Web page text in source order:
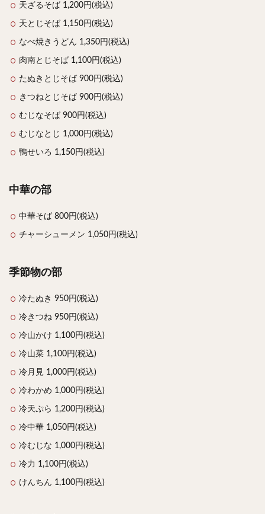
天ざるそば 1,200円(税込)
天とじそば 1,150円(税込)
なべ焼きうどん 1,350円(税込)
肉南とじそば 1,100円(税込)
たぬきとじそば 900円(税込)
きつねとじそば 900円(税込)
むじなそば 900円(税込)
むじなとじ 1,000円(税込)
鴨せいろ 1,150円(税込)
中華の部
中華そば 800円(税込)
チャーシューメン 1,050円(税込)
季節物の部
冷たぬき 950円(税込)
冷きつね 950円(税込)
冷山かけ 1,100円(税込)
冷山菜 1,100円(税込)
冷月見 1,000円(税込)
冷わかめ 1,000円(税込)
冷天ぷら 1,200円(税込)
冷中華 1,050円(税込)
冷むじな 1,000円(税込)
冷力 1,100円(税込)
けんちん 1,100円(税込)